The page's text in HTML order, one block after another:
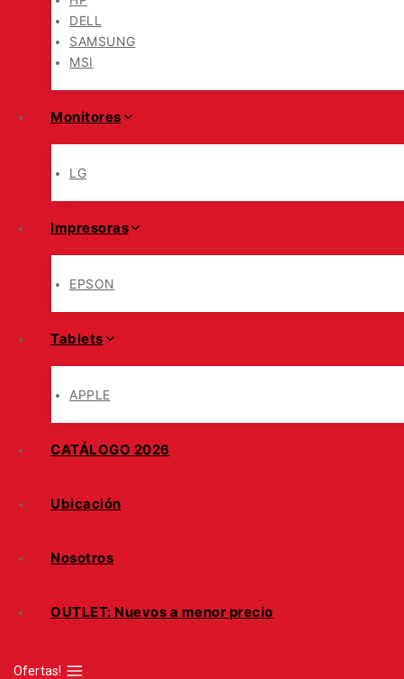
DELL
SAMSUNG
MSI
Monitores
LG
Impresoras
EPSON
Tablets
APPLE
CATÁLOGO 2026
Ubicación
Nosotros
OUTLET: Nuevos a menor precio
Ofertas!